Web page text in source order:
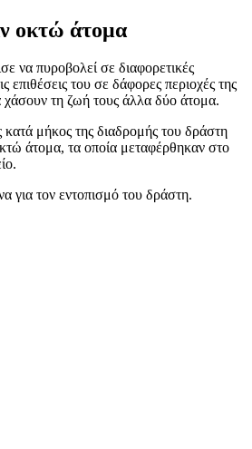
οκτώ άτομα
να πυροβολεί σε διαφορετικές
επιθέσεις του σε δάφορες περιοχές της
τη ζωή τους άλλα δύο άτομα.
μήκος της διαδρομής του δράστη
άτομα, τα οποία μεταφέρθηκαν στο
για τον εντοπισμό του δράστη.